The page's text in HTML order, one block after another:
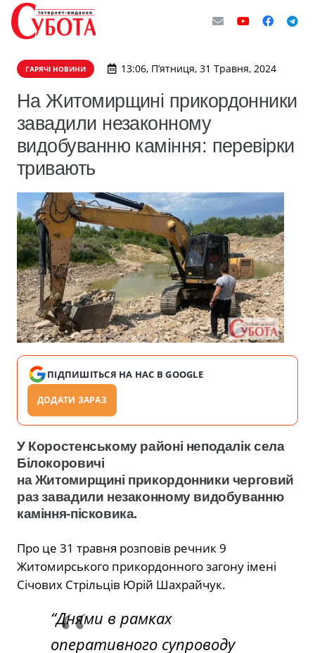
ГАРЯЧІ НОВИНИ 13:06, П’ятниця, 31 Травня, 2024
На Житомирщині прикордонники
завадили незаконному
видобуванню каміння: перевірки
тривають
ПІДПИШІТЬСЯ НА НАС В GOOGLE
ДОДАТИ ЗАРАЗ
У Коростенському районі неподалік села
Білокоровичі
на Житомирщині прикордонники черговий
раз завадили незаконному видобуванню
каміння-пісковика.
Про це 31 травня розповів речник 9
Житомирського прикордонного загону імені
Січових Стрільців Юрій Шахрайчук.
“Днями в рамках
оперативного супроводу